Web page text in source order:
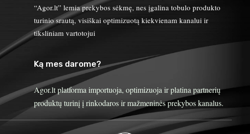
“Agor.lt” lemia prekybos sėkmę, nes įgalina tobulo produkto
turinio srautą, visiškai optimizuotą kiekvienam kanalui ir
tiksliniam vartotojui
Ką mes darome?
Agor.lt platforma importuoja, optimizuoja ir platina partnerių
produktų turinį į rinkodaros ir mažmeninės prekybos kanalus.